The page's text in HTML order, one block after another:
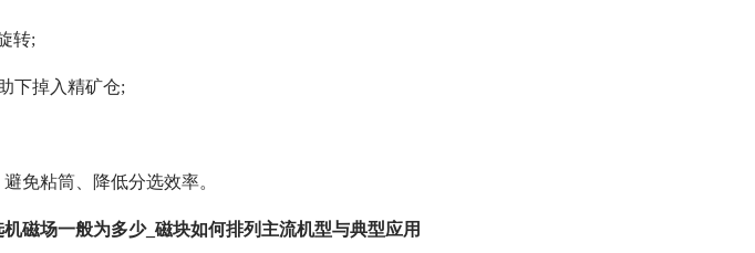
转;
下掉入精矿仓;
免粘筒、降低分选效率。
磁场一般为多少_磁块如何排列主流机型与典型应用